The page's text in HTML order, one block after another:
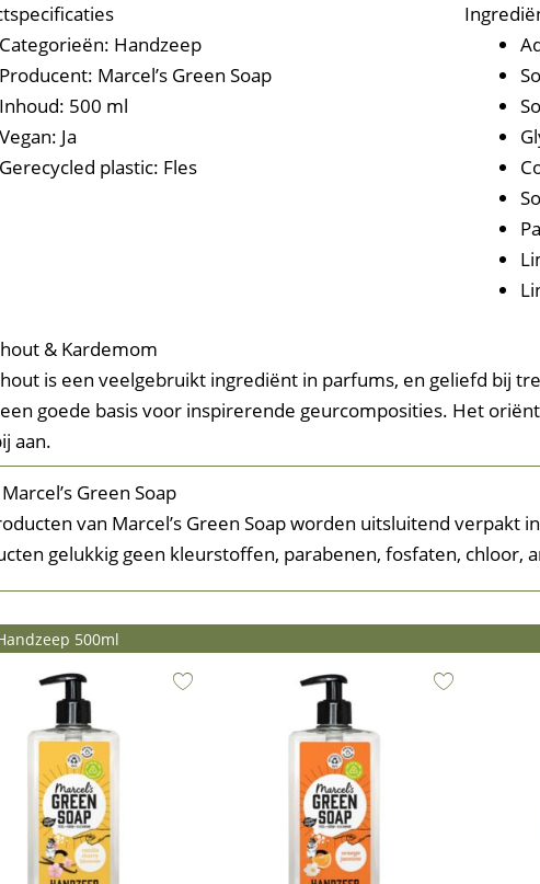
Categorieën: Handzeep
Producent: Marcel’s Green Soap
Inhoud: 500 ml
Vegan: Ja
Gerecycled plastic: Fles
& Kardemom
is een veelgebruikt ingrediënt in parfums, en geliefd bij
goede basis voor inspirerende geurcomposities. Het
aan.
Green Soap
van Marcel’s Green Soap worden uitsluitend verpakt
gelukkig geen kleurstoffen, parabenen, fosfaten, chloor,
500ml